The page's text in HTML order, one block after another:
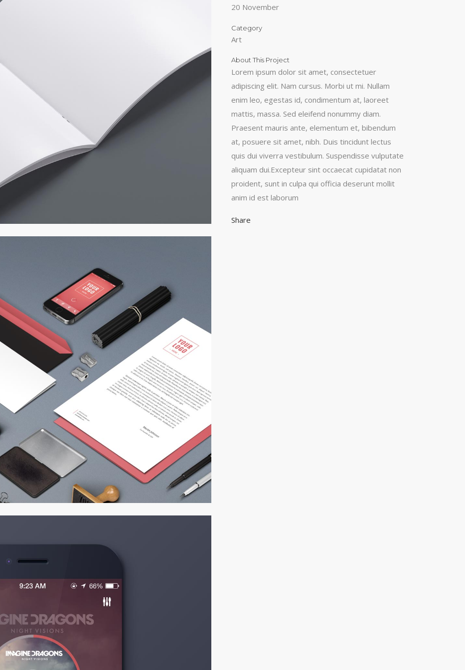
20 November
Category
Art
About This Project
Lorem ipsum dolor sit amet, consectetuer
adipiscing elit. Nam cursus. Morbi ut mi. Nullam
enim leo, egestas id, condimentum at, laoreet
mattis, massa. Sed eleifend nonummy diam.
Praesent mauris ante, elementum et, bibendum
at, posuere sit amet, nibh. Duis tincidunt lectus
quis dui viverra vestibulum. Suspendisse vulputate
aliquam dui.Excepteur sint occaecat cupidatat non
proident, sunt in culpa qui officia deserunt mollit
anim id est laborum
Share